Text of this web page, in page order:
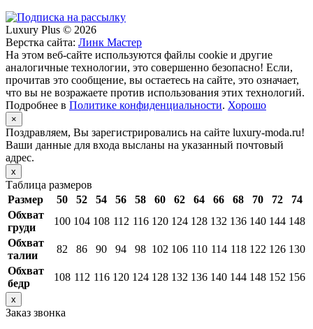
Luxury Plus © 2026
Верстка сайта: Линк Мастер
На этом веб-сайте используются файлы cookie и другие
аналогичные технологии, это совершенно безопасно! Если,
прочитав это сообщение, вы остаетесь на сайте, это означает,
что вы не возражаете против использования этих технологий.
Подробнее в Политике конфиденциальности. Хорошо
×
Поздравляем, Вы зарегистрировались на сайте luxury-moda.ru!
Ваши данные для входа высланы на указанный почтовый
адрес.
x
Таблица размеров
Размер
50 52 54 56 58 60 62 64 66 68 70 72
74
Обхват
груди
100 104 108 112 116 120 124 128 132 136 140 144 148
Обхват
талии
82 86 90 94 98 102 106 110 114 118 122 126 130
Обхват
бедр
108 112 116 120 124 128 132 136 140 144 148 152 156
x
Заказ звонка